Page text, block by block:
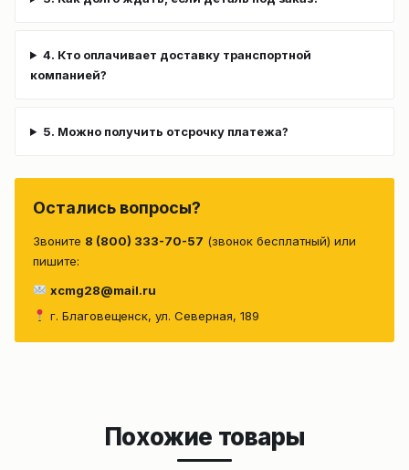
4. Кто оплачивает доставку транспортной
компанией?
5. Можно получить отсрочку платежа?
Остались вопросы?
Звоните 8 (800) 333-70-57 (звонок бесплатный) или
пишите:
xcmg28@mail.ru
г. Благовещенск, ул. Северная, 189
Похожие товары